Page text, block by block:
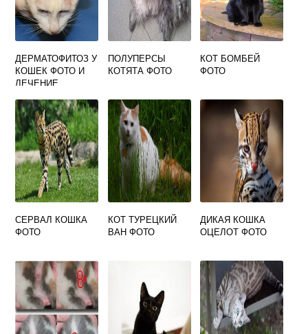
ДЕРМАТОФИТОЗ У
КОШЕК ФОТО И
ЛЕЧЕНИЕ
ПОЛУПЕРСЫ
КОТЯТА ФОТО
КОТ БОМБЕЙ
ФОТО
СЕРВАЛ КОШКА
ФОТО
КОТ ТУРЕЦКИЙ
ВАН ФОТО
ДИКАЯ КОШКА
ОЦЕЛОТ ФОТО